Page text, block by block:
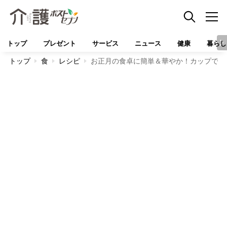
トップ プレゼント サービス ニュース 健康 暮らし
トップ 食 レシピ お正月の食卓に簡単＆華やか！カップで